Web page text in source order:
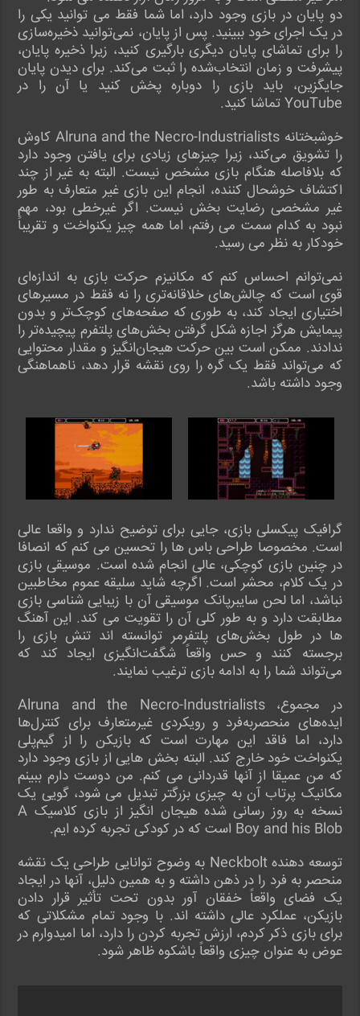
دو پایان در بازی وجود دارد، اما شما فقط می توانید یکی را
در یک اجرای خود ببینید. پس از پایان، نمی‌توانید ذخیره‌سازی
را برای تماشای پایان دیگری بارگیری کنید، زیرا ذخیره پایان،
پیشرفت و زمان انتخاب‌شده را ثبت می‌کند. برای دیدن پایان
جایگزین، باید بازی را دوباره پخش کنید یا آن را در
YouTube تماشا کنید.
خوشبختانه Alruna and the Necro-Industrialists کاوش
را تشویق می‌کند، زیرا چیزهای زیادی برای یافتن وجود دارد
که بلافاصله هنگام بازی مشخص نیست. البته به غیر از چند
اکتشاف خوشحال کننده، انجام این بازی غیر متعارف به طور
غیر مشخصی رضایت بخش نیست. اگر غیرخطی بود، مهم
نبود به کدام سمت می رفتم، اما همه چیز یکنواخت و تقریباً
خودکار به نظر می رسید.
نمی‌توانم احساس کنم که مکانیزم حرکت بازی به اندازه‌ای
قوی است که چالش‌های خلاقانه‌تری را نه فقط در مسیرهای
اختیاری ایجاد کند، به طوری که صفحه‌های کوچک‌تر و بدون
پیمایش هرگز اجازه شکل گرفتن بخش‌های پلتفرم پیچیده‌تر را
ندادند. ممکن است بین حرکت هیجان‌انگیز و مقدار محتوایی
که می‌تواند فقط یک گره را روی نقشه قرار دهد، ناهماهنگی
وجود داشته باشد.
گرافیک پیکسلی بازی، جایی برای توضیح ندارد و واقعا عالی
است. مخصوصا طراحی باس ها را تحسین می کنم که انصافا
در چنین بازی کوچکی، عالی انجام شده است. موسیقی بازی
در یک کلام، محشر است. اگرچه شاید سلیقه عموم مخاطبین
نباشد، اما لحن سایبرپانک موسیقی آن با زیبایی شناسی بازی
مطابقت دارد و به طور کلی آن را تقویت می کند. این آهنگ
ها در طول بخش‌های پلتفرمر توانسته اند تنش بازی را
برجسته کنند و حس واقعاً شگفت‌انگیزی ایجاد کند که
می‌تواند شما را به ادامه بازی ترغیب نمایند.
در مجموع، Alruna and the Necro-Industrialists
ایده‌های منحصربه‌فرد و رویکردی غیرمتعارف برای کنترل‌ها
دارد، اما فاقد این مهارت است که بازیکن را از گیم‌پلی
یکنواخت خود خارج کند. البته بخش هایی از بازی وجود دارد
که من عمیقا از آنها قدردانی می کنم. من دوست دارم ببینم
مکانیک پرتاب آن به چیزی بزرگتر تبدیل می شود، گویی یک
نسخه به روز رسانی شده هیجان انگیز از بازی کلاسیک A
Boy and his Blob است که در کودکی تجربه کرده ایم.
توسعه دهنده Neckbolt به وضوح توانایی طراحی یک نقشه
منحصر به فرد را در ذهن داشته و به همین دلیل، آنها در ایجاد
یک فضای واقعاً خفقان آور بدون تحت تأثیر قرار دادن
بازیکن، عملکرد عالی داشته اند. با وجود تمام مشکلاتی که
برای بازی ذکر کردم، ارزش تجربه کردن را دارد، اما امیدوارم در
عوض به عنوان چیزی واقعاً باشکوه ظاهر شود.